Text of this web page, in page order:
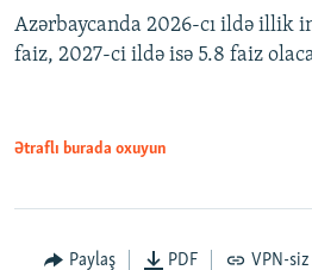
Azərbaycanda 2026-cı ildə illik
faiz, 2027-ci ildə isə 5.8 faiz
Ətraflı burada oxuyun
Paylaş PDF VPN-